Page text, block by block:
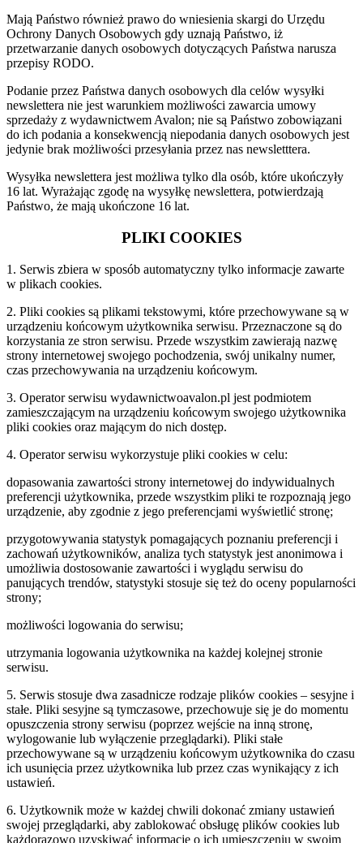
Mają Państwo również prawo do wniesienia skargi do Urzędu
Ochrony Danych Osobowych gdy uznają Państwo, iż
przetwarzanie danych osobowych dotyczących Państwa narusza
przepisy RODO.
Podanie przez Państwa danych osobowych dla celów wysyłki
newslettera nie jest warunkiem możliwości zawarcia umowy
sprzedaży z wydawnictwem Avalon; nie są Państwo zobowiązani
do ich podania a konsekwencją niepodania danych osobowych jest
jedynie brak możliwości przesyłania przez nas newsletttera.
Wysyłka newslettera jest możliwa tylko dla osób, które ukończyły
16 lat. Wyrażając zgodę na wysyłkę newslettera, potwierdzają
Państwo, że mają ukończone 16 lat.
PLIKI COOKIES
1. Serwis zbiera w sposób automatyczny tylko informacje zawarte
w plikach cookies.
2. Pliki cookies są plikami tekstowymi, które przechowywane są w
urządzeniu końcowym użytkownika serwisu. Przeznaczone są do
korzystania ze stron serwisu. Przede wszystkim zawierają nazwę
strony internetowej swojego pochodzenia, swój unikalny numer,
czas przechowywania na urządzeniu końcowym.
3. Operator serwisu wydawnictwoavalon.pl jest podmiotem
zamieszczającym na urządzeniu końcowym swojego użytkownika
pliki cookies oraz mającym do nich dostęp.
4. Operator serwisu wykorzystuje pliki cookies w celu:
dopasowania zawartości strony internetowej do indywidualnych
preferencji użytkownika, przede wszystkim pliki te rozpoznają jego
urządzenie, aby zgodnie z jego preferencjami wyświetlić stronę;
przygotowywania statystyk pomagających poznaniu preferencji i
zachowań użytkowników, analiza tych statystyk jest anonimowa i
umożliwia dostosowanie zawartości i wyglądu serwisu do
panujących trendów, statystyki stosuje się też do oceny popularności
strony;
możliwości logowania do serwisu;
utrzymania logowania użytkownika na każdej kolejnej stronie
serwisu.
5. Serwis stosuje dwa zasadnicze rodzaje plików cookies – sesyjne i
stałe. Pliki sesyjne są tymczasowe, przechowuje się je do momentu
opuszczenia strony serwisu (poprzez wejście na inną stronę,
wylogowanie lub wyłączenie przeglądarki). Pliki stałe
przechowywane są w urządzeniu końcowym użytkownika do czasu
ich usunięcia przez użytkownika lub przez czas wynikający z ich
ustawień.
6. Użytkownik może w każdej chwili dokonać zmiany ustawień
swojej przeglądarki, aby zablokować obsługę plików cookies lub
każdorazowo uzyskiwać informacje o ich umieszczeniu w swoim